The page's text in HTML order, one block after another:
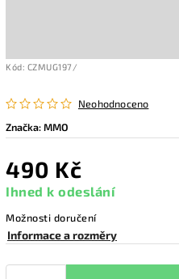
Kód: CZMUG197/
Neohodnoceno
Značka:MMO
490 Kč
Ihned k odeslání
Možnosti doručení
Informace a rozměry